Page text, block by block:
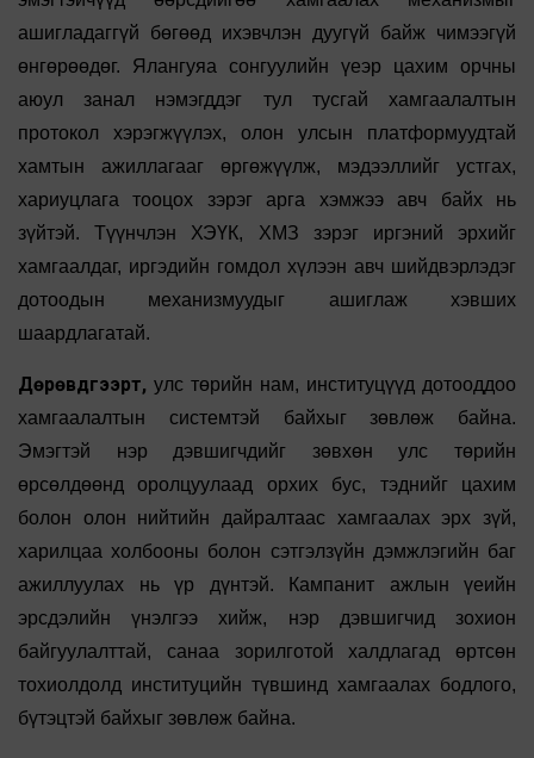
ашигладаггүй бөгөөд ихэвчлэн дуугүй байж чимээгүй
өнгөрөөдөг. Ялангуяа сонгуулийн үеэр цахим орчны
аюул занал нэмэгддэг тул тусгай хамгаалалтын
протокол хэрэгжүүлэх, олон улсын платформуудтай
хамтын ажиллагааг өргөжүүлж, мэдээллийг устгах,
хариуцлага тооцох зэрэг арга хэмжээ авч байх нь
зүйтэй. Түүнчлэн ХЭҮК, ХМЗ зэрэг иргэний эрхийг
хамгаалдаг, иргэдийн гомдол хүлээн авч шийдвэрлэдэг
дотоодын механизмуудыг ашиглаж хэвших
шаардлагатай.
Дөрөвдүгээрт, улс төрийн нам, институцүүд дотооддоо
хамгаалалтын системтэй байхыг зөвлөж байна.
Эмэгтэй нэр дэвшигчдийг зөвхөн улс төрийн
өрсөлдөөнд оролцуулаад орхих бус, тэднийг цахим
болон олон нийтийн дайралтаас хамгаалах эрх зүй,
харилцаа холбооны болон сэтгэлзүйн дэмжлэгийн баг
ажиллуулах нь үр дүнтэй. Кампанит ажлын үеийн
эрсдэлийн үнэлгээ хийж, нэр дэвшигчид зохион
байгуулалттай, санаа зорилготой халдлагад өртсөн
тохиолдолд институцийн түвшинд хамгаалах бодлого,
бүтэцтэй байхыг зөвлөж байна.